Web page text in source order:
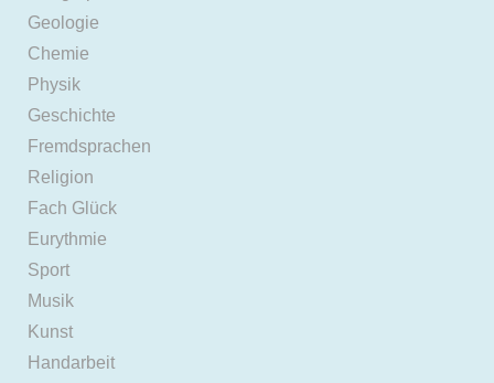
Geologie
Chemie
Physik
Geschichte
Fremdsprachen
Religion
Fach Glück
Eurythmie
Sport
Musik
Kunst
Handarbeit